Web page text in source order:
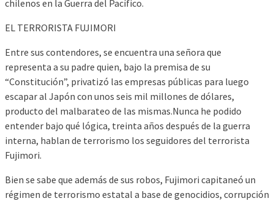
chilenos en la Guerra del Pacífico.
EL TERRORISTA FUJIMORI
Entre sus contendores, se encuentra una señora que
representa a su padre quien, bajo la premisa de su
“Constitución”, privatizó las empresas públicas para luego
escapar al Japón con unos seis mil millones de dólares,
producto del malbarateo de las mismas.Nunca he podido
entender bajo qué lógica, treinta años después de la guerra
interna, hablan de terrorismo los seguidores del terrorista
Fujimori.
Bien se sabe que además de sus robos, Fujimori capitaneó un
régimen de terrorismo estatal a base de genocidios, corrupción